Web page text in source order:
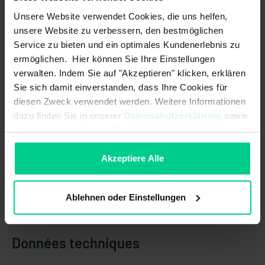
Unsere Website verwendet Cookies, die uns helfen,
unsere Website zu verbessern, den bestmöglichen
Service zu bieten und ein optimales Kundenerlebnis zu
ermöglichen. Hier können Sie Ihre Einstellungen
verwalten. Indem Sie auf "Akzeptieren" klicken, erklären
Sie sich damit einverstanden, dass Ihre Cookies für
diesen Zweck verwendet werden. Weitere Informationen
dazu finden Sie in unserer Datenschutzerklärung sowie
imImpressum. Sollten Sie hiermit nicht einverstanden
sein, können Sie die Verwendung von Cookies hier
Akzeptiere Alle
Ablehnen oder Einstellungen
Chaque jeu de câbles fabriqué par elobau correspond
exactement à votre projet et répond aux exigences
Caractéristiques du produit
Idéal pour la connexion des articles elobau
Variété de connecteurs
Données techniques